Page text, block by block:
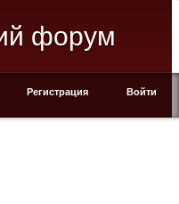
форум
Регистрация Войти